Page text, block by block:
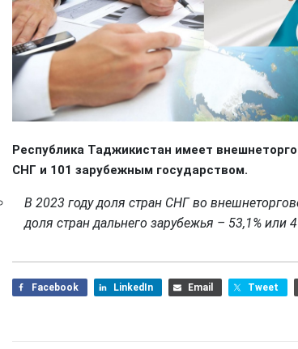
Республика Таджикистан имеет
СНГ и 101 зарубежным государством.
В 2023 году доля стран СНГ во
доля стран дальнего зарубежья – 53,1%
Facebook LinkedIn Email Tweet